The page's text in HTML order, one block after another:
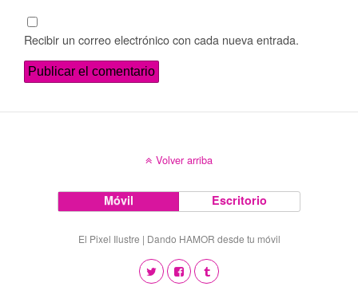
Recibir un correo electrónico con cada nueva entrada.
Volver arriba
Móvil Escritorio
El Pixel Ilustre | Dando HAMOR desde tu móvil